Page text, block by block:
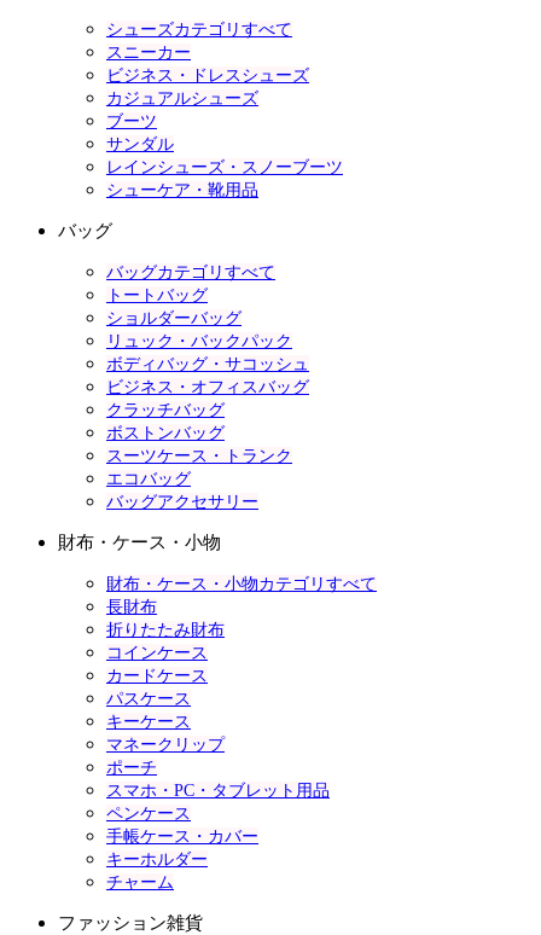
シューズカテゴリすべて
スニーカー
ビジネス・ドレスシューズ
カジュアルシューズ
ブーツ
サンダル
レインシューズ・スノーブーツ
シューケア・靴用品
バッグ
バッグカテゴリすべて
トートバッグ
ショルダーバッグ
リュック・バックパック
ボディバッグ・サコッシュ
ビジネス・オフィスバッグ
クラッチバッグ
ボストンバッグ
スーツケース・トランク
エコバッグ
バッグアクセサリー
財布・ケース・小物
財布・ケース・小物カテゴリすべて
長財布
折りたたみ財布
コインケース
カードケース
パスケース
キーケース
マネークリップ
ポーチ
スマホ・PC・タブレット用品
ペンケース
手帳ケース・カバー
キーホルダー
チャーム
ファッション雑貨